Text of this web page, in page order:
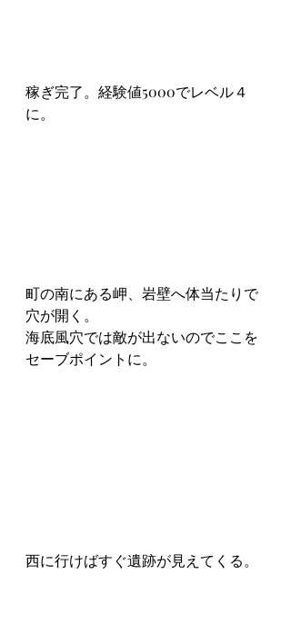
稼ぎ完了。経験値5000でレベル４
に。
町の南にある岬、岩壁へ体当たりで
穴が開く。
海底風穴では敵が出ないのでここを
セーブポイントに。
西に行けばすぐ遺跡が見えてくる。